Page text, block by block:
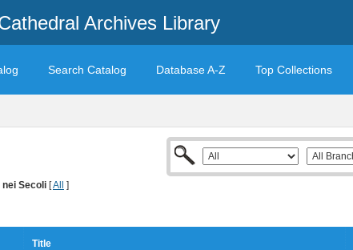
Archives Library
Search Catalog Database A-Z Top Collections
Secoli [All ]
Title